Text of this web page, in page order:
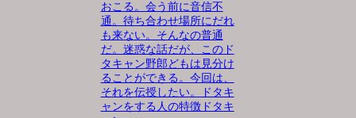
おこる。会う前に音信不
通。待ち合わせ場所にだれ
も来ない。そんなの普通
だ。迷惑な話だが、このド
タキャン野郎どもは見分け
ることができる。今回は、
それを伝授したい。ドタキ
ャンをする人の特徴ドタキ